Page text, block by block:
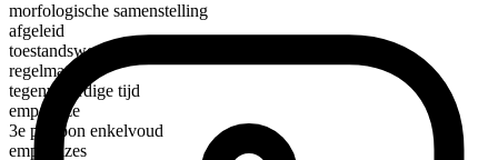
morfologische samenstelling
afgeleid
toestandswerkwoord
regelmatig
tegenwoordige tijd
empathize
3e persoon enkelvoud
empathizes